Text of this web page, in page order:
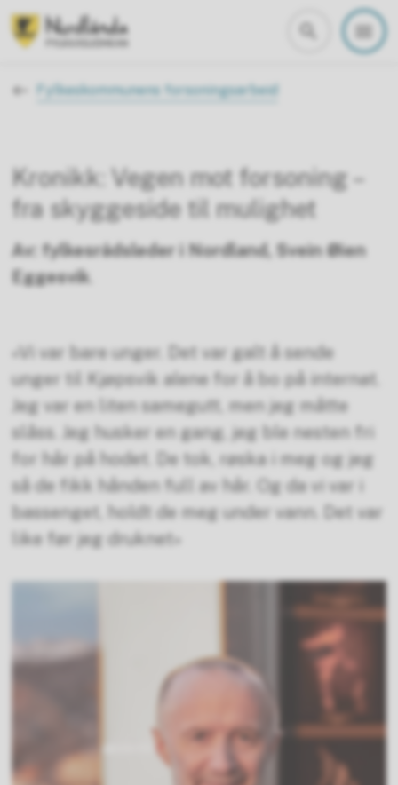
Du er her:
Fylkeskommunens forsoningsarbeid
Kronikk: Vegen mot forsoning –
fra skyggeside til mulighet
Av: fylkesrådsleder i Nordland, Svein Øien
Eggesvik
«Vi var bare unger. Det var galt å sende
unger til Kjøpsvik alene for å bo på internat.
Jeg var en liten samegutt, men jeg måtte
slåss. Jeg husker en gang, jeg ble nesten fri
for hår på hodet. De tok, røska i meg og jeg
så de fikk hånden full av hår. Og da vi var i
bassenget, holdt de meg under vann. Det var
like før jeg druknet»